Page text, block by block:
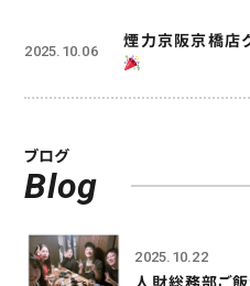
2025.10.06
煙力京阪京橋店
ブログ
Blog
2025.10.22